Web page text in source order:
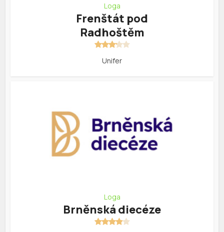
Loga
Frenštát pod
Radhoštěm
Unifer
Loga
Brněnská diecéze